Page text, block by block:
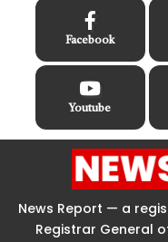
Facebook
Youtube
News Report — a
Registrar General